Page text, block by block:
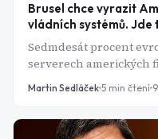
Brusel chce vyrazit
vládních systémů. Jde
Sedmdesát procent
serverech amerických
když Microsoft
Martin Sedláček 5 min čtení